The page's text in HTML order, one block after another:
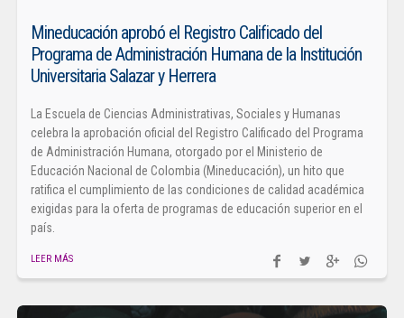
Mineducación aprobó el Registro Calificado del
Programa de Administración Humana de la Institución
Universitaria Salazar y Herrera
La Escuela de Ciencias Administrativas, Sociales y Humanas
celebra la aprobación oficial del Registro Calificado del Programa
de Administración Humana, otorgado por el Ministerio de
Educación Nacional de Colombia (Mineducación), un hito que
ratifica el cumplimiento de las condiciones de calidad académica
exigidas para la oferta de programas de educación superior en el
país.
LEER MÁS